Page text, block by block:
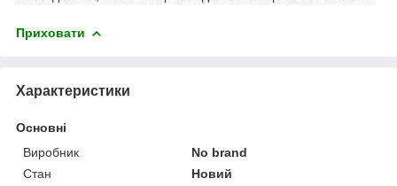
Приховати
Характеристики
Основні
Виробник
No brand
Стан
Новий